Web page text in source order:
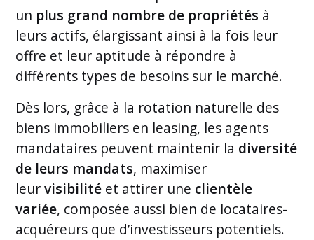
un plus grand nombre de propriétés à
leurs actifs, élargissant ainsi à la fois leur
offre et leur aptitude à répondre à
différents types de besoins sur le marché.
Dès lors, grâce à la rotation naturelle des
biens immobiliers en leasing, les agents
mandataires peuvent maintenir la diversité
de leurs mandats, maximiser
leurvisibilité et attirer une clientèle
variée, composée aussi bien de locataires-
acquéreurs que d’investisseurs potentiels.